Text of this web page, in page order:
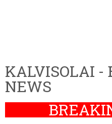
KALVISOLAI -
NEWS